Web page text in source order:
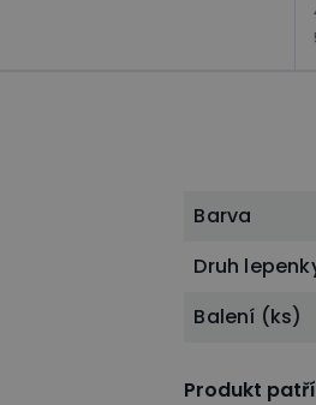
Barva
Druh
Balení (ks)
Produkt